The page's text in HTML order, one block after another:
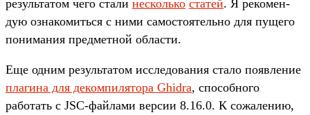
резуль­татом чего ста­ли нес­коль­ко ста­тей. Я рекомен­
дую озна­комить­ся с ними самос­тоятель­но для пущего
понима­ния пред­метной области.
Еще одним резуль­татом иссле­дова­ния ста­ло появ­ление
пла­гина для деком­пилято­ра Ghidra, спо­соб­ного
работать с JSC-фай­лами вер­сии 8.16.0. К сожале­нию,